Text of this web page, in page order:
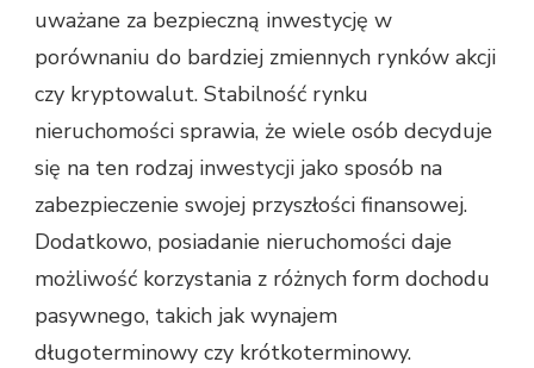
uważane za bezpieczną inwestycję w
porównaniu do bardziej zmiennych rynków akcji
czy kryptowalut. Stabilność rynku
nieruchomości sprawia, że wiele osób decyduje
się na ten rodzaj inwestycji jako sposób na
zabezpieczenie swojej przyszłości finansowej.
Dodatkowo, posiadanie nieruchomości daje
możliwość korzystania z różnych form dochodu
pasywnego, takich jak wynajem
długoterminowy czy krótkoterminowy.